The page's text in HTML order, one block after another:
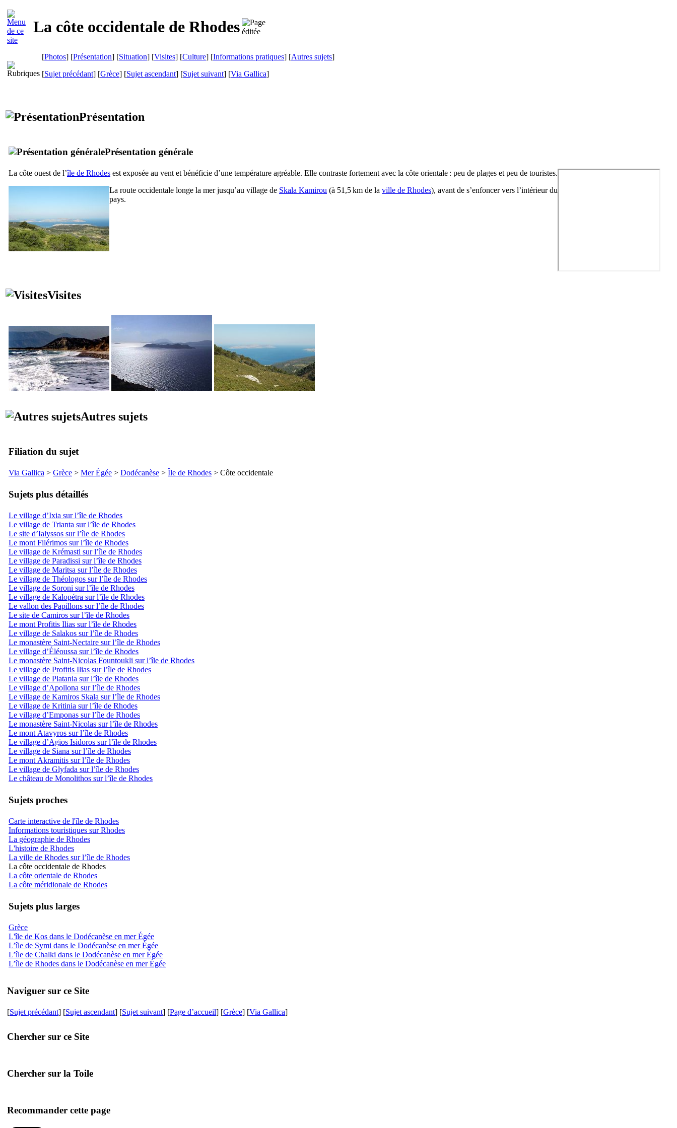
La côte occidentale de Rhodes
[Photos] [Présentation] [Situation] [Visites] [Culture] [Informations pratiques] [Autres sujets]
[Sujet précédant] [Grèce] [Sujet ascendant] [Sujet suivant] [Via Gallica]
Présentation
Présentation générale
La côte ouest de l’île de Rhodes est exposée au vent et bénéficie d’une température agréable. Elle contraste fortement avec la côte orientale : peu de plages et peu de touristes.
La route occidentale longe la mer jusqu’au village de Skala Kamirou (à 51,5 km de la ville de Rhodes), avant de s’enfoncer vers l’intérieur du
pays.
Visites
Autres sujets
Filiation du sujet
Via Gallica > Grèce > Mer Égée > Dodécanèse > Île de Rhodes > Côte occidentale
Sujets plus détaillés
Le village d’Ixia sur l’île de Rhodes
Le village de Trianta sur l’île de Rhodes
Le site d’Ialyssos sur l’île de Rhodes
Le mont Filérimos sur l’île de Rhodes
Le village de Krémasti sur l’île de Rhodes
Le village de Paradissi sur l’île de Rhodes
Le village de Maritsa sur l’île de Rhodes
Le village de Théologos sur l’île de Rhodes
Le village de Soroni sur l’île de Rhodes
Le village de Kalopétra sur l’île de Rhodes
Le vallon des Papillons sur l’île de Rhodes
Le site de Camiros sur l’île de Rhodes
Le mont Profitis Ilias sur l’île de Rhodes
Le village de Salakos sur l’île de Rhodes
Le monastère Saint-Nectaire sur l’île de Rhodes
Le village d’Éléoussa sur l’île de Rhodes
Le monastère Saint-Nicolas Fountoukli sur l’île de Rhodes
Le village de Profitis Ilias sur l’île de Rhodes
Le village de Platania sur l’île de Rhodes
Le village d’Apollona sur l’île de Rhodes
Le village de Kamiros Skala sur l’île de Rhodes
Le village de Kritinia sur l’île de Rhodes
Le village d’Emponas sur l’île de Rhodes
Le monastère Saint-Nicolas sur l’île de Rhodes
Le mont Atavyros sur l’île de Rhodes
Le village d’Agios Isidoros sur l’île de Rhodes
Le village de Siana sur l’île de Rhodes
Le mont Akramitis sur l’île de Rhodes
Le village de Glyfada sur l’île de Rhodes
Le château de Monolithos sur l’île de Rhodes
Sujets proches
Carte interactive de l'île de Rhodes
Informations touristiques sur Rhodes
La géographie de Rhodes
L'histoire de Rhodes
La ville de Rhodes sur l’île de Rhodes
La côte occidentale de Rhodes
La côte orientale de Rhodes
La côte méridionale de Rhodes
Sujets plus larges
Grèce
L'île de Kos dans le Dodécanèse en mer Égée
L’île de Symi dans le Dodécanèse en mer Égée
L’île de Chalki dans le Dodécanèse en mer Égée
L’île de Rhodes dans le Dodécanèse en mer Égée
Naviguer sur ce Site
[Sujet précédant] [Sujet ascendant] [Sujet suivant] [Page d’accueil] [Grèce] [Via Gallica]
Chercher sur ce Site
Chercher sur la Toile
Recommander cette page